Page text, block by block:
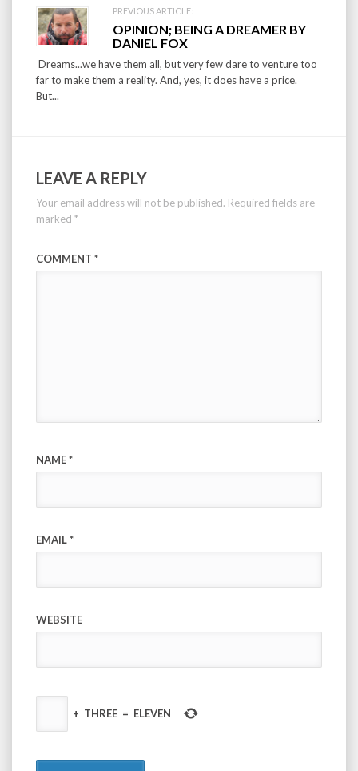
PREVIOUS ARTICLE:
OPINION; BEING A DREAMER BY
DANIEL FOX
Dreams...we have them all, but very few dare to venture too
far to make them a reality. And, yes, it does have a price.
But...
LEAVE A REPLY
Your email address will not be published. Required fields are
marked *
COMMENT *
NAME*
EMAIL*
WEBSITE
+ THREE = ELEVEN